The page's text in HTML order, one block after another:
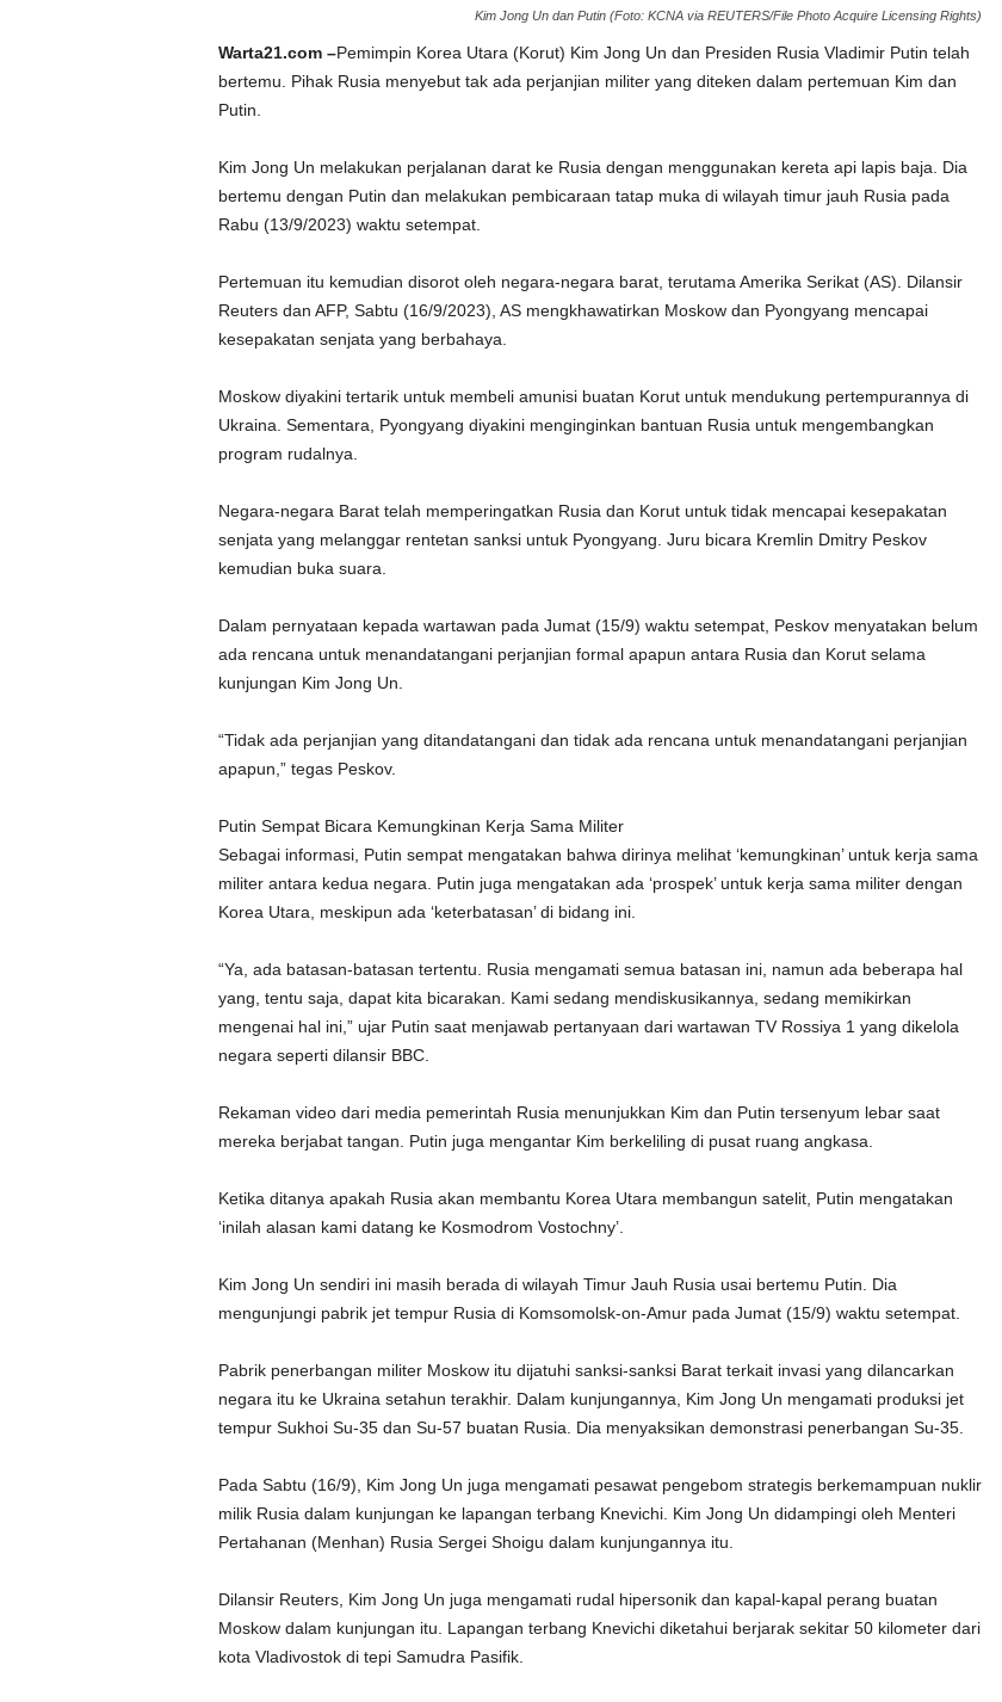
Kim Jong Un dan Putin (Foto: KCNA via REUTERS/File Photo Acquire Licensing Rights)
Warta21.com –Pemimpin Korea Utara (Korut) Kim Jong Un dan Presiden Rusia Vladimir Putin telah
bertemu. Pihak Rusia menyebut tak ada perjanjian militer yang diteken dalam pertemuan Kim dan
Putin.
Kim Jong Un melakukan perjalanan darat ke Rusia dengan menggunakan kereta api lapis baja. Dia
bertemu dengan Putin dan melakukan pembicaraan tatap muka di wilayah timur jauh Rusia pada
Rabu (13/9/2023) waktu setempat.
Pertemuan itu kemudian disorot oleh negara-negara barat, terutama Amerika Serikat (AS). Dilansir
Reuters dan AFP, Sabtu (16/9/2023), AS mengkhawatirkan Moskow dan Pyongyang mencapai
kesepakatan senjata yang berbahaya.
Moskow diyakini tertarik untuk membeli amunisi buatan Korut untuk mendukung pertempurannya di
Ukraina. Sementara, Pyongyang diyakini menginginkan bantuan Rusia untuk mengembangkan
program rudalnya.
Negara-negara Barat telah memperingatkan Rusia dan Korut untuk tidak mencapai kesepakatan
senjata yang melanggar rentetan sanksi untuk Pyongyang. Juru bicara Kremlin Dmitry Peskov
kemudian buka suara.
Dalam pernyataan kepada wartawan pada Jumat (15/9) waktu setempat, Peskov menyatakan belum
ada rencana untuk menandatangani perjanjian formal apapun antara Rusia dan Korut selama
kunjungan Kim Jong Un.
“Tidak ada perjanjian yang ditandatangani dan tidak ada rencana untuk menandatangani perjanjian
apapun,” tegas Peskov.
Putin Sempat Bicara Kemungkinan Kerja Sama Militer
Sebagai informasi, Putin sempat mengatakan bahwa dirinya melihat ‘kemungkinan’ untuk kerja sama
militer antara kedua negara. Putin juga mengatakan ada ‘prospek’ untuk kerja sama militer dengan
Korea Utara, meskipun ada ‘keterbatasan’ di bidang ini.
“Ya, ada batasan-batasan tertentu. Rusia mengamati semua batasan ini, namun ada beberapa hal
yang, tentu saja, dapat kita bicarakan. Kami sedang mendiskusikannya, sedang memikirkan
mengenai hal ini,” ujar Putin saat menjawab pertanyaan dari wartawan TV Rossiya 1 yang dikelola
negara seperti dilansir BBC.
Rekaman video dari media pemerintah Rusia menunjukkan Kim dan Putin tersenyum lebar saat
mereka berjabat tangan. Putin juga mengantar Kim berkeliling di pusat ruang angkasa.
Ketika ditanya apakah Rusia akan membantu Korea Utara membangun satelit, Putin mengatakan
‘inilah alasan kami datang ke Kosmodrom Vostochny’.
Kim Jong Un sendiri ini masih berada di wilayah Timur Jauh Rusia usai bertemu Putin. Dia
mengunjungi pabrik jet tempur Rusia di Komsomolsk-on-Amur pada Jumat (15/9) waktu setempat.
Pabrik penerbangan militer Moskow itu dijatuhi sanksi-sanksi Barat terkait invasi yang dilancarkan
negara itu ke Ukraina setahun terakhir. Dalam kunjungannya, Kim Jong Un mengamati produksi jet
tempur Sukhoi Su-35 dan Su-57 buatan Rusia. Dia menyaksikan demonstrasi penerbangan Su-35.
Pada Sabtu (16/9), Kim Jong Un juga mengamati pesawat pengebom strategis berkemampuan nuklir
milik Rusia dalam kunjungan ke lapangan terbang Knevichi. Kim Jong Un didampingi oleh Menteri
Pertahanan (Menhan) Rusia Sergei Shoigu dalam kunjungannya itu.
Dilansir Reuters, Kim Jong Un juga mengamati rudal hipersonik dan kapal-kapal perang buatan
Moskow dalam kunjungan itu. Lapangan terbang Knevichi diketahui berjarak sekitar 50 kilometer dari
kota Vladivostok di tepi Samudra Pasifik.